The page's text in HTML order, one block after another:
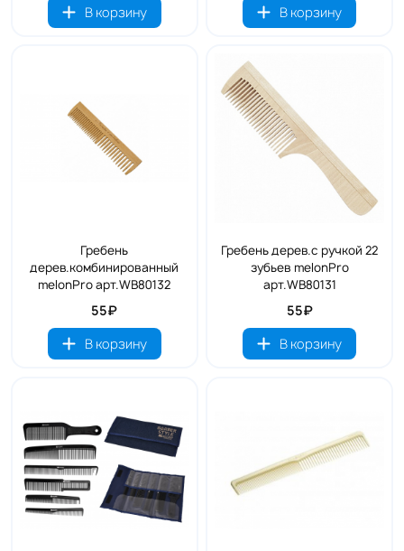
В корзину
В корзину
Гребень
дерев.комбинированный
melonPro арт.WB80132
55₽
В корзину
Гребень дерев.с ручкой 22
зубьев melonPro
арт.WB80131
55₽
В корзину